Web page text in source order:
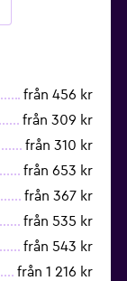
från 456 kr
från 309 kr
från 310 kr
från 653 kr
från 367 kr
från 535 kr
från 543 kr
från 1 216 kr